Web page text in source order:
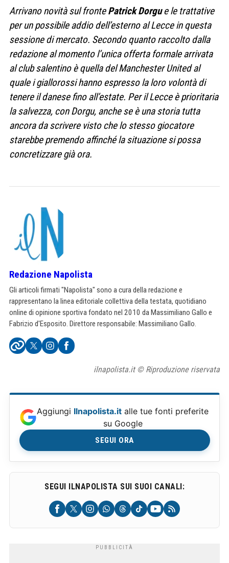
Arrivano novità sul frontePatrick Dorgue le trattative
per un possibile addio dell’esterno al Lecce in questa
sessione di mercato. Secondo quanto raccolto dalla
redazione al momento l’unica offerta formale arrivata
al club salentino è quella del Manchester United al
quale i giallorossi hanno espresso la loro volontà di
tenere il danese fino all’estate. Per il Lecce è prioritaria
la salvezza, con Dorgu, anche se è una storia tutta
ancora da scrivere visto che lo stesso giocatore
starebbe premendo affinché la situazione si possa
concretizzare già ora.
Redazione Napolista
Gli articoli firmati "Napolista" sono a cura della redazione e
rappresentano la linea editoriale collettiva della testata, quotidiano
online di opinione sportiva fondato nel 2010 da Massimiliano Gallo e
Fabrizio d'Esposito. Direttore responsabile: Massimiliano Gallo.
ilnapolista.it © Riproduzione riservata
Aggiungi Ilnapolista.it alle tue fonti preferite
su Google
SEGUI ORA
SEGUI ILNAPOLISTA SUI SUOI CANALI: